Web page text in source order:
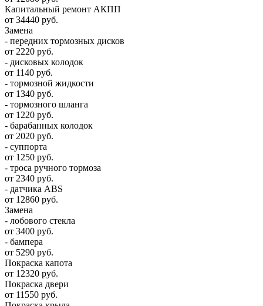
Капитальный ремонт АКПП
от 34440 руб.
Замена
- передних тормозных дисков
от 2220 руб.
- дисковых колодок
от 1140 руб.
- тормозной жидкости
от 1340 руб.
- тормозного шланга
от 1220 руб.
- барабанных колодок
от 2020 руб.
- суппорта
от 1250 руб.
- троса ручного тормоза
от 2340 руб.
- датчика ABS
от 12860 руб.
Замена
- лобового стекла
от 3400 руб.
- бампера
от 5290 руб.
Покраска капота
от 12320 руб.
Покраска двери
от 11550 руб.